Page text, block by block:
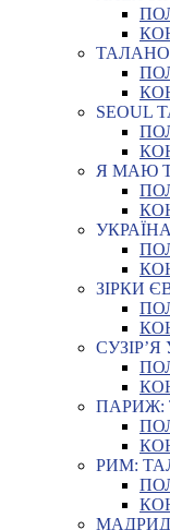
SEOUL
Я МАЮ
ЗІРКИ
ПАРИЖ:
РИМ: